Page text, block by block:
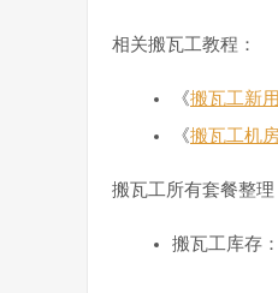
相关搬瓦工教程：
《搬瓦工新
《搬瓦工机
搬瓦工所有套餐整理
搬瓦工库存：